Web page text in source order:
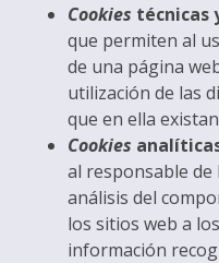
Cookies técnicas
que permiten al
de una página
utilización de las
que en ella existan
Cookies
al responsable de
análisis del
los sitios web a
información